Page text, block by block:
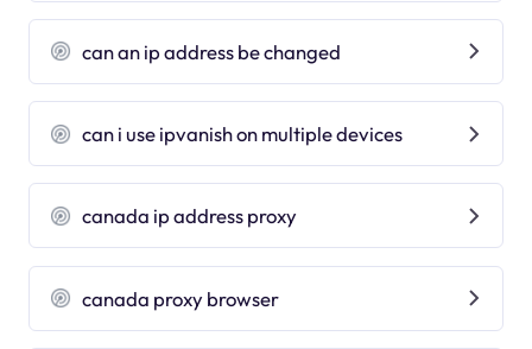
can an ip address be changed
can i use ipvanish on multiple devices
canada ip address proxy
canada proxy browser